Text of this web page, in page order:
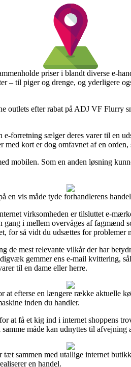
priser i blandt diverse e-
– til piger og drenge, og yderligere
efter rabat på ADJ VF Flurry
forretning sælger deres varer til en
kort er dog omfavnet af en
mobilen. Som en anden løsning
en vis måde tyde forhandlerens
virksomheden er tilsluttet e-
gang i mellem overvåges af fagmænd
for så vidt du udsættes for problemer
de mest relevante vilkår der har
gemmer ens e-mail kvittering,
til en dame eller herre.
efterse en længere række aktuelle
inden du handler.
at få et kig ind i internet shoppens
måde kan udnyttes til afvejning
sammen med utallige internet
en handel.